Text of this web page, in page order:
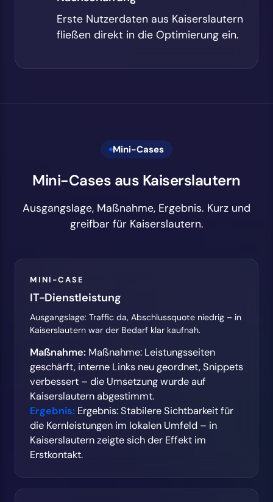
Erste Nutzerdaten aus Kaiserslautern
fließen direkt in die Optimierung ein.
Mini-Cases
Mini-Cases aus Kaiserslautern
Ausgangslage, Maßnahme, Ergebnis. Kurz und
greifbar für Kaiserslautern.
MINI-CASE
IT-Dienstleistung
Ausgangslage: Traffic da, Abschlussquote niedrig – in
Kaiserslautern war der Bedarf klar kaufnah.
Maßnahme: Maßnahme: Leistungsseiten
geschärft, interne Links neu geordnet, Snippets
verbessert – die Umsetzung wurde auf
Kaiserslautern abgestimmt.
Ergebnis: Ergebnis: Stabilere Sichtbarkeit für
die Kernleistungen im lokalen Umfeld – in
Kaiserslautern zeigte sich der Effekt im
Erstkontakt.